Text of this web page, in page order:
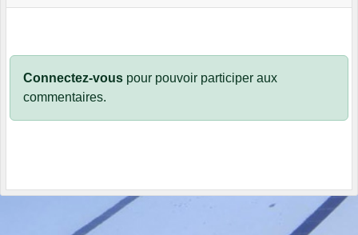
Connectez-vous pour pouvoir participer aux
commentaires.